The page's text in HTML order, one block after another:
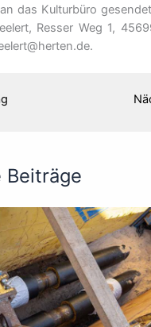
das Kulturbüro
Resser Weg 1,
Beiträge